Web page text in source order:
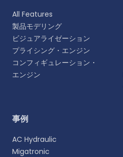
言語を選択
語をお選びください。
All Features
製品モデリング
ビジュアライゼーション
プライシング・エンジン
コンフィギュレーション・
エンジン
事例
AC Hydraulic
Migatronic